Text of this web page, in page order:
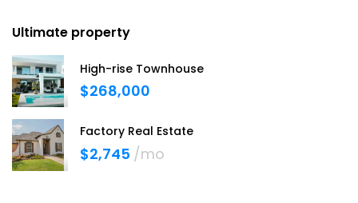
Ultimate property
High-rise Townhouse
$268,000
Factory Real Estate
$2,745 /mo